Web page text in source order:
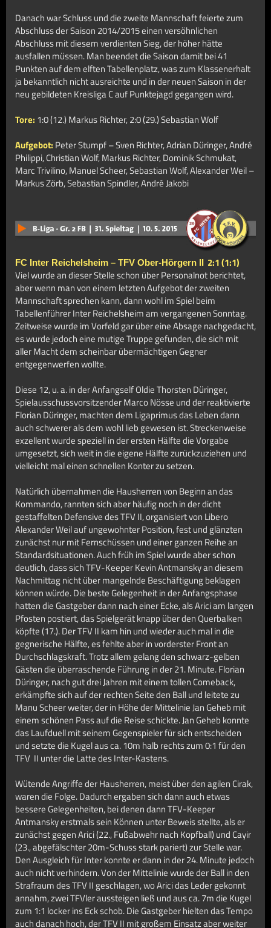
Danach war Schluss und die zweite Mannschaft feierte zum
Abschluss der Saison 2014/2015 einen versöhnlichen
Abschluss mit diesem verdienten Sieg, der höher hätte
ausfallen müssen. Man beendet die Saison damit bei 41
Punkten auf dem elften Tabellenplatz, was zum Klassenerhalt
ja bekanntlich nicht ausreichte und in der neuen Saison in der
neu gebildeten Kreisliga C auf Punktejagd gegangen wird.
Tore: 1:0 (12.) Markus Richter, 2:0 (29.) Sebastian Wolf
Aufgebot: Peter Stumpf – Sven Richter, Adrian Düringer, André
Philippi, Christian Wolf, Markus Richter, Dominik Schmukat,
Marc Trivilino, Manuel Scheer, Sebastian Wolf, Alexander Weil –
Markus Zörb, Sebastian Spindler, André Jakobi
FC Inter Reichelsheim – TFV Ober-Hörgern II 2:1 (1:1)
Viel wurde an dieser Stelle schon über Personalnot berichtet,
aber wenn man von einem letzten Aufgebot der zweiten
Mannschaft sprechen kann, dann wohl im Spiel beim
Tabellenführer Inter Reichelsheim am vergangenen Sonntag.
Zeitweise wurde im Vorfeld gar über eine Absage nachgedacht,
es wurde jedoch eine mutige Truppe gefunden, die sich mit
aller Macht dem scheinbar übermächtigen Gegner
entgegenwerfen wollte.
Diese 12, u. a. in der Anfangself Oldie Thorsten Düringer,
Spielausschussvorsitzender Marco Nösse und der reaktivierte
Florian Düringer, machten dem Ligaprimus das Leben dann
auch schwerer als dem wohl lieb gewesen ist. Streckenweise
exzellent wurde speziell in der ersten Hälfte die Vorgabe
umgesetzt, sich weit in die eigene Hälfte zurückzuziehen und
vielleicht mal einen schnellen Konter zu setzen.
Natürlich übernahmen die Hausherren von Beginn an das
Kommando, rannten sich aber häufig noch in der dicht
gestaffelten Defensive des TFV II, organisiert von Libero
Alexander Weil auf ungewohnter Position, fest und glänzten
zunächst nur mit Fernschüssen und einer ganzen Reihe an
Standardsituationen. Auch früh im Spiel wurde aber schon
deutlich, dass sich TFV-Keeper Kevin Antmansky an diesem
Nachmittag nicht über mangelnde Beschäftigung beklagen
können würde. Die beste Gelegenheit in der Anfangsphase
hatten die Gastgeber dann nach einer Ecke, als Arici am langen
Pfosten postiert, das Spielgerät knapp über den Querbalken
köpfte (17.). Der TFV II kam hin und wieder auch mal in die
gegnerische Hälfte, es fehlte aber in vorderster Front an
Durchschlagskraft. Trotz allem gelang den schwarz-gelben
Gästen die überraschende Führung in der 21. Minute. Florian
Düringer, nach gut drei Jahren mit einem tollen Comeback,
erkämpfte sich auf der rechten Seite den Ball und leitete zu
Manu Scheer weiter, der in Höhe der Mittelinie Jan Geheb mit
einem schönen Pass auf die Reise schickte. Jan Geheb konnte
das Laufduell mit seinem Gegenspieler für sich entscheiden
und setzte die Kugel aus ca. 10m halb rechts zum 0:1 für den
TFV II unter die Latte des Inter-Kastens.
Wütende Angriffe der Hausherren, meist über den agilen Cirak,
waren die Folge. Dadurch ergaben sich dann auch etwas
bessere Gelegenheiten, bei denen dann TFV-Keeper
Antmansky erstmals sein Können unter Beweis stellte, als er
zunächst gegen Arici (22., Fußabwehr nach Kopfball) und Cayir
(23., abgefälschter 20m-Schuss stark pariert) zur Stelle war.
Den Ausgleich für Inter konnte er dann in der 24. Minute jedoch
auch nicht verhindern. Von der Mittelinie wurde der Ball in den
Strafraum des TFV II geschlagen, wo Arici das Leder gekonnt
annahm, zwei TFVler aussteigen ließ und aus ca. 7m die Kugel
zum 1:1 locker ins Eck schob. Die Gastgeber hielten das Tempo
auch danach hoch, der TFV II mit großem Einsatz aber weiter